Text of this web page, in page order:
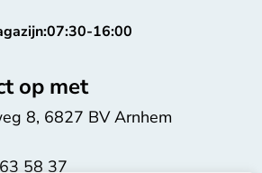
07:30-16:00
op met
8, 6827 BV Arnhem
58 37